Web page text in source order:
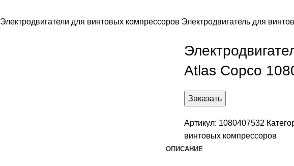
Электродвигатели для винтовых компрессоров Электродвигатель для
Atlas Copco
Заказать
Артикул: 1080407532
винтовых компрессоров
ОПИСАНИЕ